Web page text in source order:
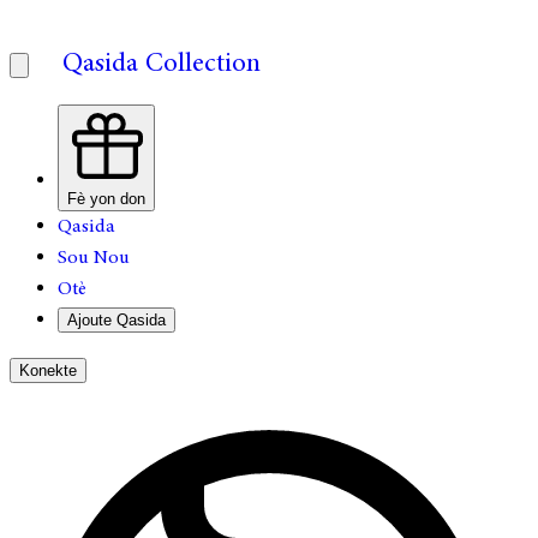
Qasida Collection
Fè yon don
Qasida
Sou Nou
Otè
Ajoute Qasida
Konekte